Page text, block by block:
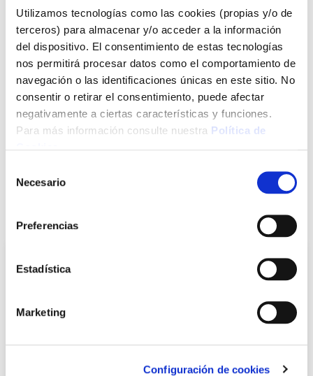
Utilizamos tecnologías como las cookies (propias y/o de
terceros) para almacenar y/o acceder a la información
del dispositivo. El consentimiento de estas tecnologías
nos permitirá procesar datos como el comportamiento de
navegación o las identificaciones únicas en este sitio. No
consentir o retirar el consentimiento, puede afectar
negativamente a ciertas características y funciones.
Para más información consulte nuestra Política de
Necesario
Preferencias
Estadística
Marketing
Configuración de cookies
Añadir al carrito
Click&Collect - Recogida gratis
en nuestras tiendas
Envío a domicilio:
5 días hábiles
+ INFO